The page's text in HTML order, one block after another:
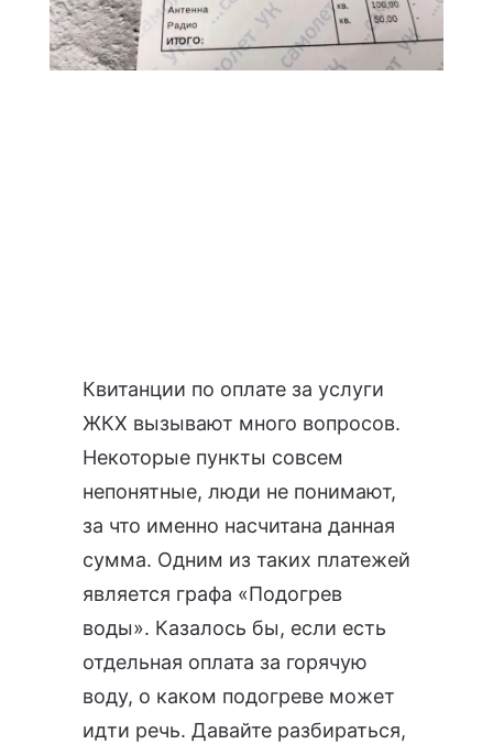
Квитанции по оплате за услуги
ЖКХ вызывают много вопросов.
Некоторые пункты совсем
непонятные, люди не понимают,
за что именно насчитана данная
сумма. Одним из таких платежей
является графа «Подогрев
воды». Казалось бы, если есть
отдельная оплата за горячую
воду, о каком подогреве может
идти речь. Давайте разбираться,